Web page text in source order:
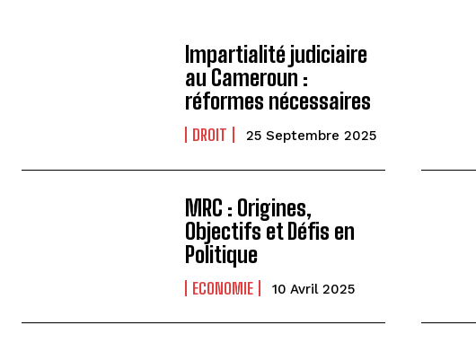
Impartialité judiciaire
au Cameroun :
réformes nécessaires
DROIT 25 Septembre 2025
MRC : Origines,
Objectifs et Défis en
Politique
ECONOMIE 10 Avril 2025